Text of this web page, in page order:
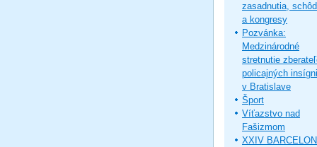
zasadnutia,
a kongresy
Pozvánka:
Medzinárodné
stretnutie
policajných
v Bratislave
Šport
Víťazstvo nad
Fašizmom
XXIV